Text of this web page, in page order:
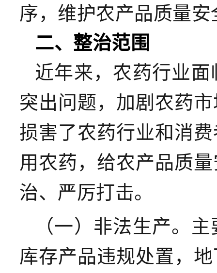
序，维护农产品质量安
二、整治范围
近年来，农药行业
突出问题，加剧农药
损害了农药行业和消
用农药，给农产品质
治、严厉打击。
（一）非法生产。
主
库存产品违规处置，